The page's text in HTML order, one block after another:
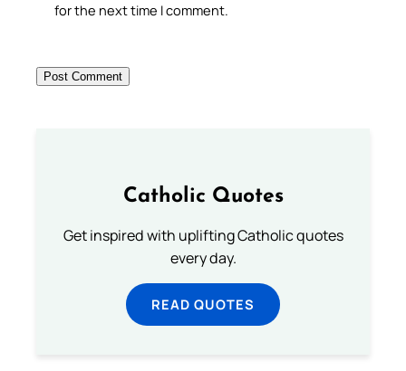
for the next time I comment.
Catholic Quotes
Get inspired with uplifting Catholic quotes
every day.
READ QUOTES